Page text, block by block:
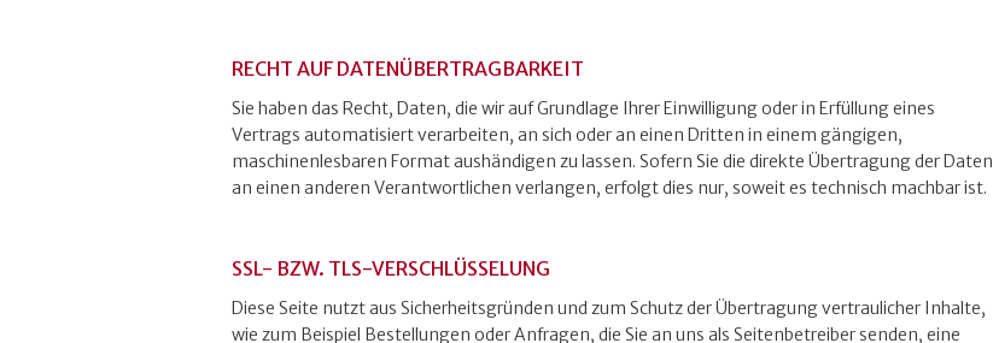
RECHT AUF DATENÜBERTRAGBARKEIT
Sie haben das Recht, Daten, die wir auf Grundlage Ihrer Einwilligung oder in Erfüllung eines
Vertrags automatisiert verarbeiten, an sich oder an einen Dritten in einem gängigen,
maschinenlesbaren Format aushändigen zu lassen. Sofern Sie die direkte Übertragung der Daten
an einen anderen Verantwortlichen verlangen, erfolgt dies nur, soweit es technisch machbar ist.
SSL- BZW. TLS-VERSCHLÜSSELUNG
Diese Seite nutzt aus Sicherheitsgründen und zum Schutz der Übertragung vertraulicher Inhalte,
wie zum Beispiel Bestellungen oder Anfragen, die Sie an uns als Seitenbetreiber senden, eine